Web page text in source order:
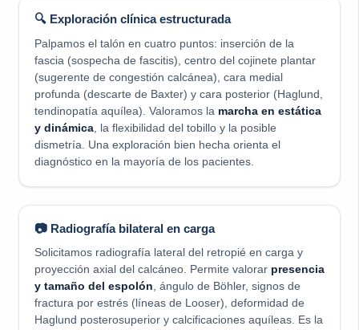
🔍 Exploración clínica estructurada
Palpamos el talón en cuatro puntos: inserción de la
fascia (sospecha de fascitis), centro del cojinete plantar
(sugerente de congestión calcánea), cara medial
profunda (descarte de Baxter) y cara posterior (Haglund,
tendinopatía aquílea). Valoramos la marcha en estática
y dinámica, la flexibilidad del tobillo y la posible
dismetría. Una exploración bien hecha orienta el
diagnóstico en la mayoría de los pacientes.
📷 Radiografía bilateral en carga
Solicitamos radiografía lateral del retropié en carga y
proyección axial del calcáneo. Permite valorar presencia
y tamaño del espolón, ángulo de Böhler, signos de
fractura por estrés (líneas de Looser), deformidad de
Haglund posterosuperior y calcificaciones aquíleas. Es la